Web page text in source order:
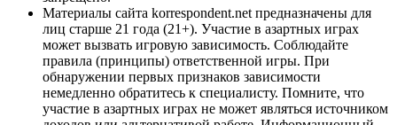
Материалы сайта korrespondent.net предназначены для
лиц старше 21 года (21+). Участие в азартных играх
может вызвать игровую зависимость. Соблюдайте
правила (принципы) ответственной игры. При
обнаружении первых признаков зависимости
немедленно обратитесь к специалисту. Помните, что
участие в азартных играх не может являться источником